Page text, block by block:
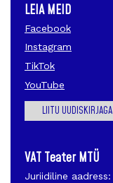
LEIA MEID
Facebook
Instagram
TikTok
YouTube
LIITU UUDISKIRJAGA
VAT Teater MTÜ
Juriidiline aadress: